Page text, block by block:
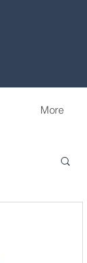
More